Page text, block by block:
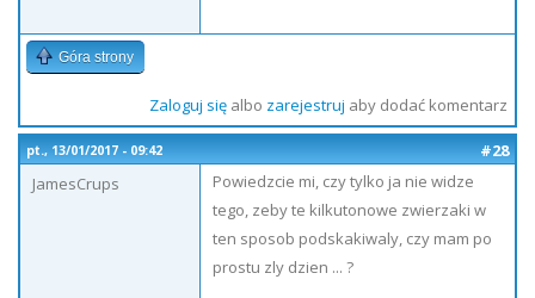
Góra strony
Zaloguj sięalbo zarejestruj aby dodać komentarz
pt., 13/01/2017 - 09:42
#28
JamesCrups
Powiedzcie mi, czy tylko ja nie widze
tego, zeby te kilkutonowe zwierzaki w
ten sposob podskakiwaly, czy mam po
prostu zly dzien ... ?